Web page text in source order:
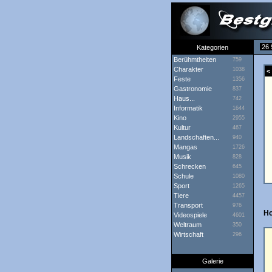
Kategorien 26
Berühmtheiten
759
Charakter 1038
Feste 1356
Gastronomie 837
Haus... 742
Informatik 1644
Kino 2955
Kultur 467
Landschaften... 940
Mangas 1726
Musik 828
Schrecken 645
Schule 1080
Sport 1265
Tiere 4457
Transport 976
Videospiele 4601
Weltraum 350
Wirtschaft 296
Galerie
<